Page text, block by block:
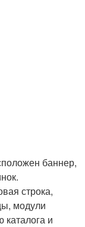
баннер,
строка,
модули
каталога и